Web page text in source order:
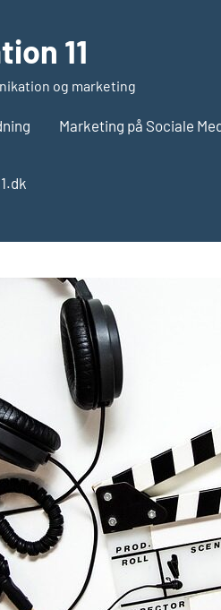
11
og marketing
Marketing på Sociale